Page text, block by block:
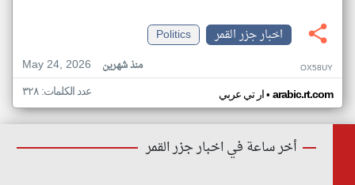
اخبار جزر القمر
Politics
May 24, 2026
منذ شهرين OX58UY
ار تي عربي• arabic.rt.com عدد الكلمات: ٣٢٨
أخر ساعة في اخبار جزر القمر